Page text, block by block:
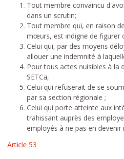
Tout membre convaincu
dans un scrutin;
Tout membre qui, en raison
mœurs, est indigne de figurer
Celui qui, par des moyens
allouer une indemnité à
Pour tous actes nuisibles à la
SETCa;
Celui qui refuserait de se
par sa section régionale ;
Celui qui porte atteinte aux
trahissant auprès des
employés à ne pas en devenir
Article 53